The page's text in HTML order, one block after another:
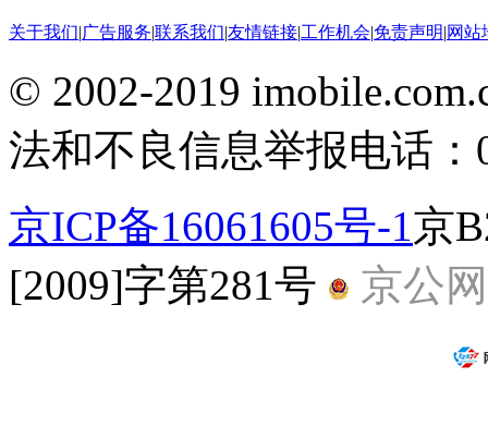
关于我们|广告服务|联系我们|友情链接|工作机会|免责声明|网站
© 2002-2019
法和不良信息举报电话：
京ICP备16061605号-1京
[2009]字第281号
京公